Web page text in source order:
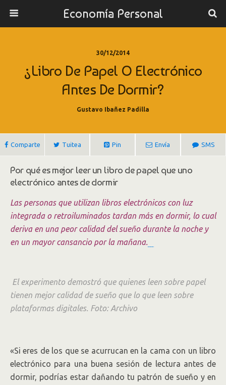
Economía Personal
30/12/2014
¿Libro De Papel O Electrónico
Antes De Dormir?
Gustavo Ibañez Padilla
Comparte Tuitea Pin Envía SMS
Por qué es mejor leer un libro de papel que uno
electrónico antes de dormir
Las personas que utilizan libros electrónicos con luz
integrada o retroiluminados tardan más en dormir, lo cual
deriva en una peor calidad del sueño durante la noche y
en un mayor cansancio por la mañana.
El experimento demostró que quienes leen sobre papel
tienen mejor calidad de sueño que lo que leen sobre
plataformas digitales. Foto: Archivo
«Si eres de los que se acurrucan en la cama con un libro
electrónico para una buena sesión de lectura antes de
dormir, podrías estar dañando tu patrón de sueño y en